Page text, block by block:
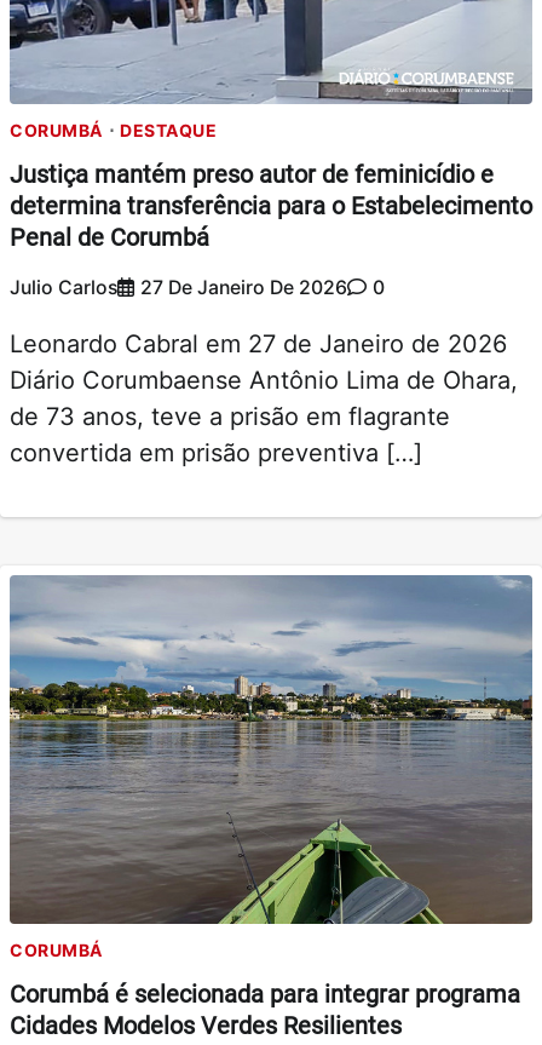
CORUMBÁ DESTAQUE
Justiça mantém preso autor de feminicídio e
determina transferência para o Estabelecimento
Penal de Corumbá
Julio Carlos 27 De Janeiro De 2026 0
Leonardo Cabral em 27 de Janeiro de 2026
Diário Corumbaense Antônio Lima de Ohara,
de 73 anos, teve a prisão em flagrante
convertida em prisão preventiva […]
CORUMBÁ
Corumbá é selecionada para integrar programa
Cidades Modelos Verdes Resilientes